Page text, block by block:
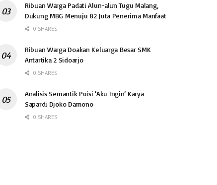
Ribuan Warga Padati Alun-alun Tugu Malang,
Dukung MBG Menuju 82 Juta Penerima Manfaat
0 SHARES
Ribuan Warga Doakan Keluarga Besar SMK
Antartika 2 Sidoarjo
0 SHARES
Analisis Semantik Puisi ‘Aku Ingin’ Karya
Sapardi Djoko Damono
0 SHARES